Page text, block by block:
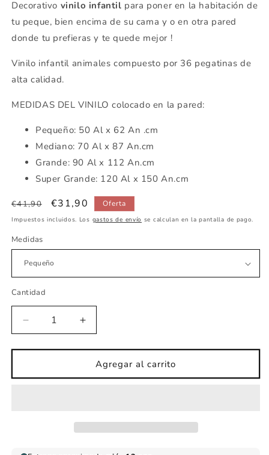
Decorativo vinilo infantil para poner en la habitación de
tu peque, bien encima de su cama y o en otra pared
donde tu prefieras y te quede mejor !
Vinilo infantil animales compuesto por 36 pegatinas de
alta calidad.
MEDIDAS DEL VINILO colocado en la pared:
Pequeño: 50 Al x 62 An .cm
Mediano: 70 Al x 87 An.cm
Grande: 90 Al x 112 An.cm
Super Grande: 120 Al x 150 An.cm
Precio
habitual
€41,90
Precio
de
€31,90 Oferta
Impuestos incluidos. Los gastos de envío se calculan en la pantalla de pago.
Medidas
Cantidad
Reducir
cantidad
para
infantil
Aumentar
cantidad
para
Vinilo
infantil
Agregar al carrito